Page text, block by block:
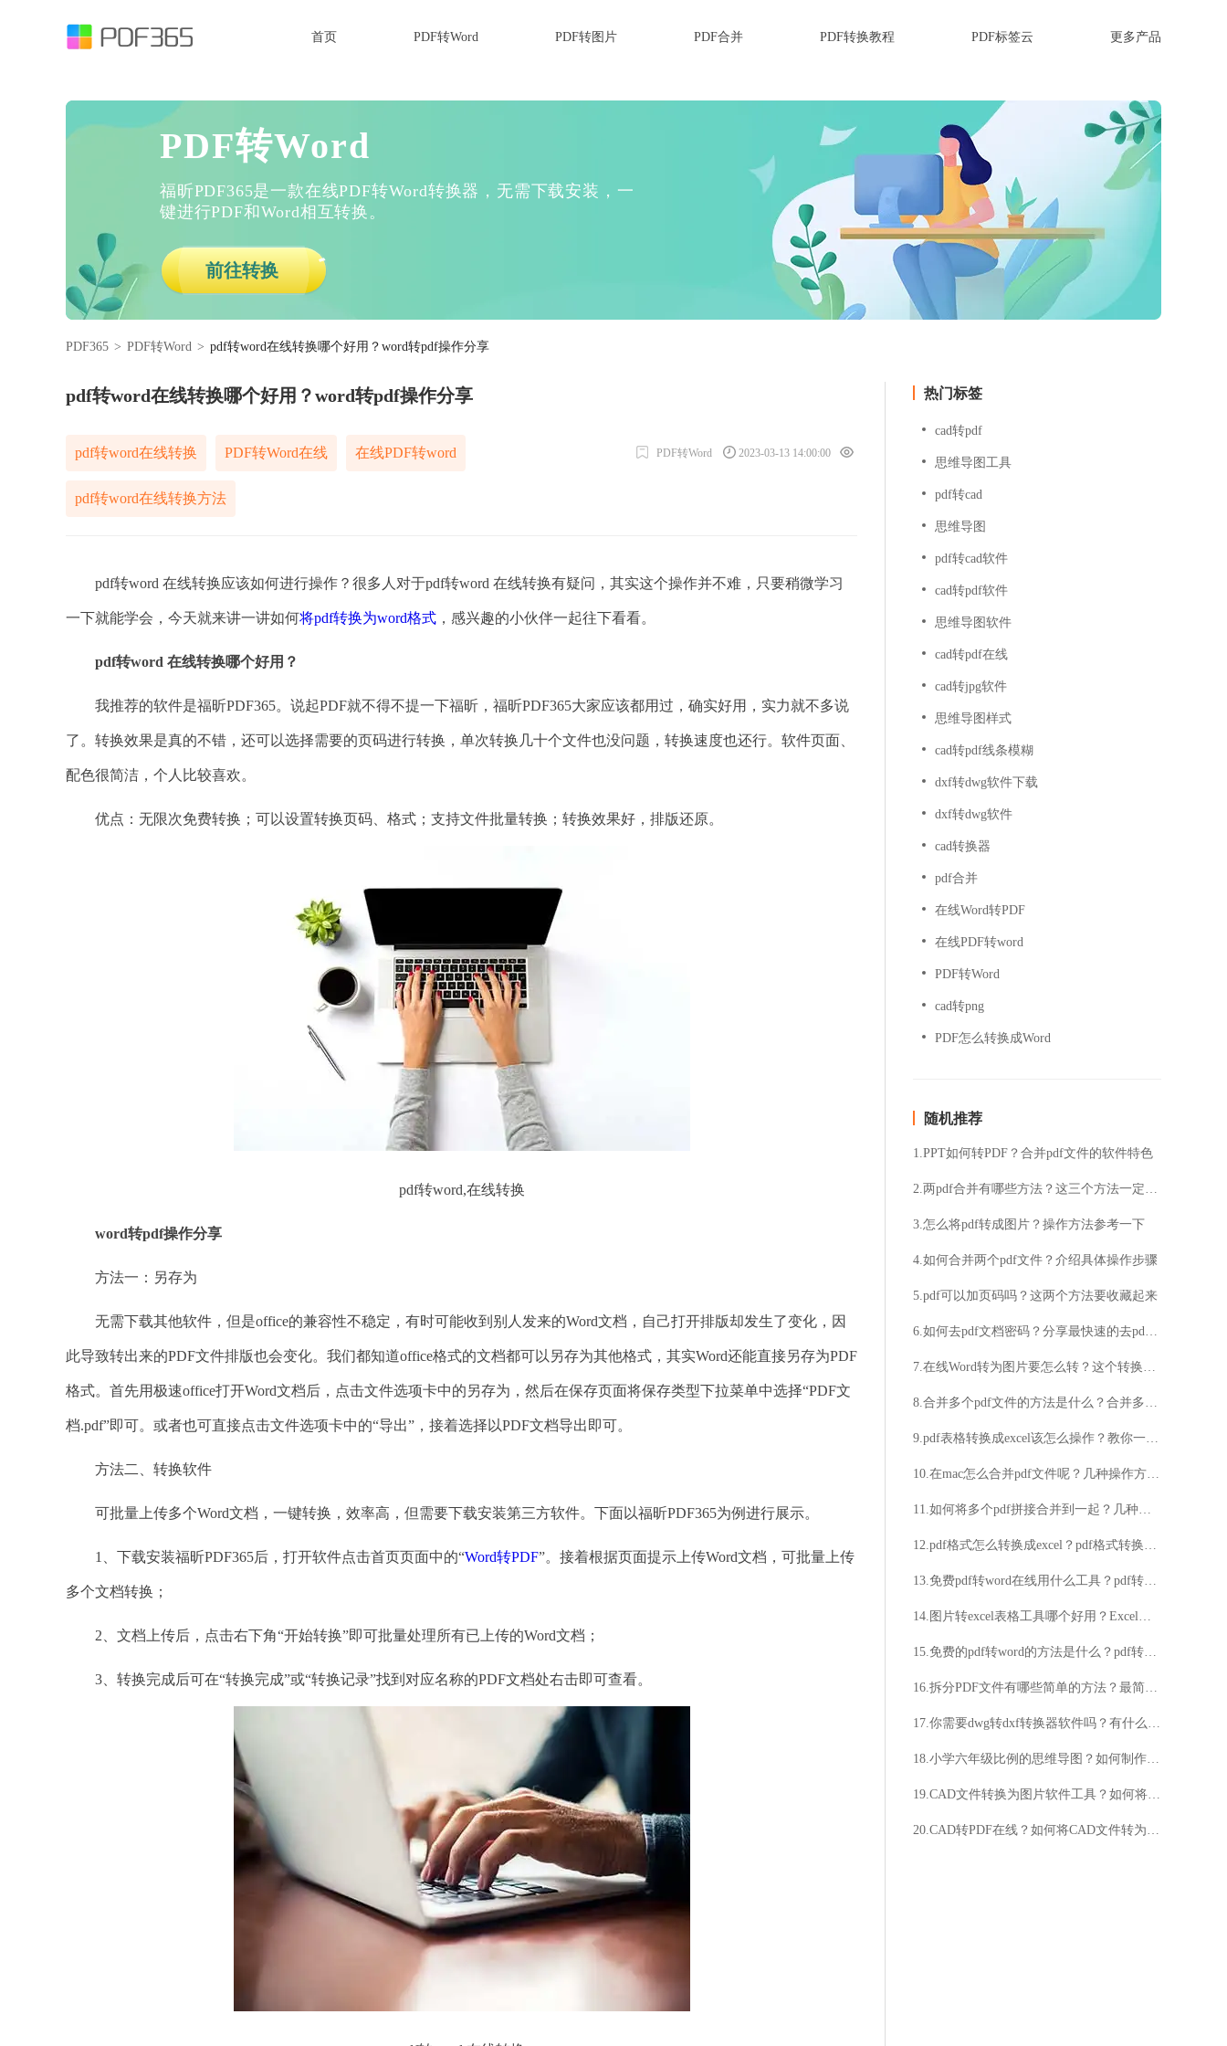
首页 PDF转Word PDF转图片 PDF合并 PDF转换教程 PDF标签云 更多产品
PDF转Word
福昕PDF365是一款在线PDF转Word转换器，无需下载安装，一
键进行PDF和Word相互转换。
前往转换
PDF365 > PDF转Word > pdf转word在线转换哪个好用？word转pdf操作分享
pdf转word在线转换哪个好用？word转pdf操作分享
pdf转word在线转换 PDF转Word在线 在线PDF转word
pdf转word在线转换方法
PDF转Word 2023-03-13 14:00:00
pdf转word 在线转换应该如何进行操作？很多人对于pdf转word 在线转换有疑问，其实这个操作并不难，只要稍微学习
一下就能学会，今天就来讲一讲如何将pdf转换为word格式 ，感兴趣的小伙伴一起往下看看。
pdf转word 在线转换哪个好用？
我推荐的软件是福昕PDF365。说起PDF就不得不提一下福昕，福昕PDF365大家应该都用过，确实好用，实力就不多说
了。转换效果是真的不错，还可以选择需要的页码进行转换，单次转换几十个文件也没问题，转换速度也还行。软件页面、
配色很简洁，个人比较喜欢。
优点：无限次免费转换；可以设置转换页码、格式；支持文件批量转换；转换效果好，排版还原。
pdf转word,在线转换
word转pdf操作分享
方法一：另存为
无需下载其他软件，但是office的兼容性不稳定，有时可能收到别人发来的Word文档，自己打开排版却发生了变化，因
此导致转出来的PDF文件排版也会变化。我们都知道office格式的文档都可以另存为其他格式，其实Word还能直接另存为PDF
格式。首先用极速office打开Word文档后，点击文件选项卡中的另存为，然后在保存页面将保存类型下拉菜单中选择“PDF文
档.pdf”即可。或者也可直接点击文件选项卡中的“导出”，接着选择以PDF文档导出即可。
方法二、转换软件
可批量上传多个Word文档，一键转换，效率高，但需要下载安装第三方软件。下面以福昕PDF365为例进行展示。
1、下载安装福昕PDF365后，打开软件点击首页页面中的“Word转PDF”。接着根据页面提示上传Word文档，可批量上传
多个文档转换；
2、文档上传后，点击右下角“开始转换”即可批量处理所有已上传的Word文档；
3、转换完成后可在“转换完成”或“转换记录”找到对应名称的PDF文档处右击即可查看。
热门标签
cad转pdf
思维导图工具
pdf转cad
思维导图
pdf转cad软件
cad转pdf软件
思维导图软件
cad转pdf在线
cad转jpg软件
思维导图样式
cad转pdf线条模糊
dxf转dwg软件下载
dxf转dwg软件
cad转换器
pdf合并
在线Word转PDF
在线PDF转word
PDF转Word
cad转png
PDF怎么转换成Word
随机推荐
1.PPT如何转PDF？合并pdf文件的软件特色
2.两pdf合并有哪些方法？这三个方法一定要学会
3.怎么将pdf转成图片？操作方法参考一下
4.如何合并两个pdf文件？介绍具体操作步骤
5.pdf可以加页码吗？这两个方法要收藏起来
6.如何去pdf文档密码？分享最快速的去pdf文档密码方法
7.在线Word转为图片要怎么转？这个转换方法你可以学学看
8.合并多个pdf文件的方法是什么？合并多个pdf文件的流程
9.pdf表格转换成excel该怎么操作？教你一个好方法！
10.在mac怎么合并pdf文件呢？几种操作方法分享
11.如何将多个pdf拼接合并到一起？几种好用的操作技巧分享给大家
12.pdf格式怎么转换成excel？pdf格式转换成excel教程分享
13.免费pdf转word在线用什么工具？pdf转word方法分享
14.图片转excel表格工具哪个好用？Excel电子表格支持格式介绍
15.免费的pdf转word的方法是什么？pdf转word方操作法分享
16.拆分PDF文件有哪些简单的方法？最简单的拆分PDF文件的方法是什么？
17.你需要dwg转dxf转换器软件吗？有什么好用的软件推荐吗？
18.小学六年级比例的思维导图？如何制作小学六年级比例的思维导图？
19.CAD文件转换为图片软件工具？如何将CAD文件转换为图片软件工具？
20.CAD转PDF在线？如何将CAD文件转为PDF格式？